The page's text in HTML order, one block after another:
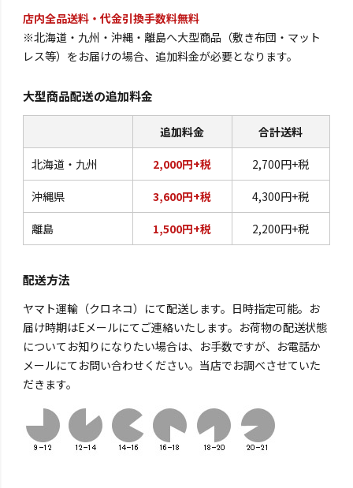
店内全品送料・代金引換手数料無料
※北海道・九州・沖縄・離島へ大型商品（敷き布団・マット
レス等）をお届けの場合、追加料金が必要となります。
大型商品配送の追加料金
追加料金 合計送料
北海道・九州 2,000円+税 2,700円+税
沖縄県 3,600円+税 4,300円+税
離島 1,500円+税 2,200円+税
配送方法
ヤマト運輸（クロネコ）にて配送します。日時指定可能。お
届け時期はEメールにてご連絡いたします。お荷物の配送状態
についてお知りになりたい場合は、お手数ですが、お電話か
メールにてお問い合わせください。当店でお調べさせていた
だきます。